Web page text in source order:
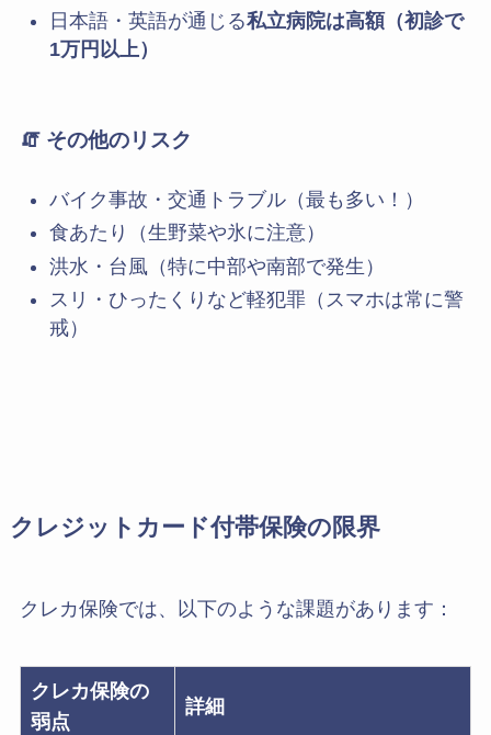
日本語・英語が通じる私立病院は高額（初診で
1万円以上）
🧯 その他のリスク
バイク事故・交通トラブル（最も多い！）
食あたり（生野菜や氷に注意）
洪水・台風（特に中部や南部で発生）
スリ・ひったくりなど軽犯罪（スマホは常に警
戒）
クレジットカード付帯保険の限界
クレカ保険では、以下のような課題があります：
クレカ保険の
弱点
詳細